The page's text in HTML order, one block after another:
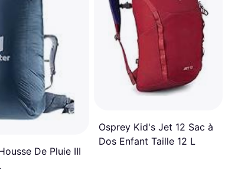
De Pluie III
Osprey Kid's Jet 12 Sac à
Dos Enfant Taille 12 L